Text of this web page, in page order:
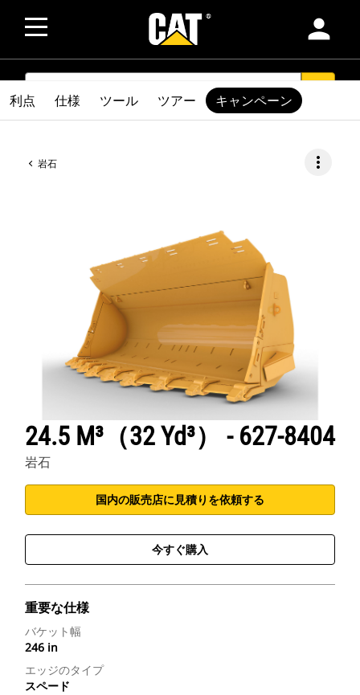
person
SEARCH
岩石 more_vert
24.5 M³（32 Yd³） - 627-8404
岩石
国内の販売店に見積りを依頼する
今すぐ購入
重要な仕様
バケット幅
246 in
エッジのタイプ
スペード
利点 仕様 ツール ツアー キャンペーン